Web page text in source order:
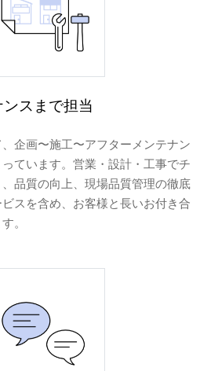
スまで担当
企画〜施工〜アフターメンテナン
ています。営業・設計・工事でチ
品質の向上、現場品質管理の徹底
スを含め、お客様と長いお付き合
。